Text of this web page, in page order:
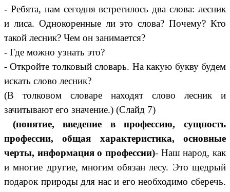
- Ребята, нам сегодня встретилось два слова: лесник
и лиса. Однокоренные ли это слова? Почему? Кто
такой лесник? Чем он занимается?
- Где можно узнать это?
- Откройте толковый словарь. На какую букву будем
искать слово лесник?
(В толковом словаре находят слово лесник и
зачитывают его значение.) (Слайд 7)
(понятие, введение в профессию, сущность
профессии, общая характеристика, основные
черты, информация о профессии)- Наш народ, как
и многие другие, многим обязан лесу. Это щедрый
подарок природы для нас и его необходимо сберечь.